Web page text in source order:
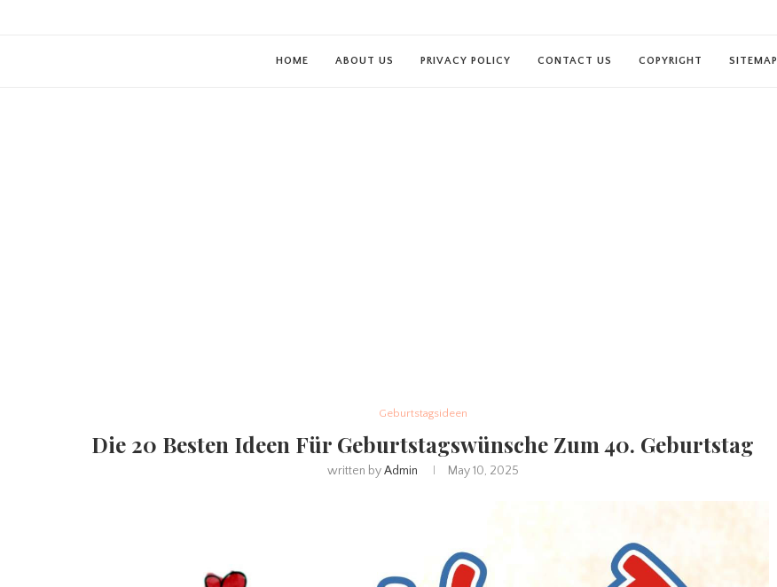
HOME ABOUT US PRIVACY POLICY CONTACT US COPYRIGHT SITEMAP
Geburtstagsideen
Die 20 Besten Ideen Für Geburtstagswünsche Zum 40. Geburtstag
written byAdmin May 10, 2025